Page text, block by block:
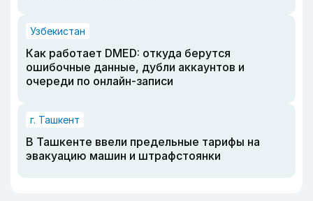
Узбекистан
Как работает DMED: откуда берутся
ошибочные данные, дубли аккаунтов и
очереди по онлайн-записи
г. Ташкент
В Ташкенте ввели предельные тарифы на
эвакуацию машин и штрафстоянки